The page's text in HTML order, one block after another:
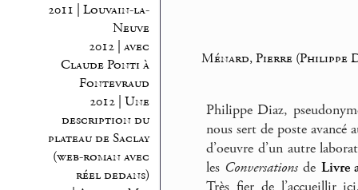
2011 | Louvain-la-
Neuve
2012 | avec
Claude Ponti à
Fontevraud
2012 | Une
description du
plateau de Saclay
(web-roman avec
réel dedans)
Ménard, Pierre (Philippe
Philippe Diaz,
nous sert de poste
d’oeuvre d’un autre
les Conversations de Livre